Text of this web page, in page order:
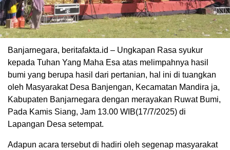
Banjarnegara, beritafakta.id – Ungkapan Rasa syukur
kepada Tuhan Yang Maha Esa atas melimpahnya hasil
bumi yang berupa hasil dari pertanian, hal ini di tuangkan
oleh Masyarakat Desa Banjengan, Kecamatan Mandira ja,
Kabupaten Banjarnegara dengan merayakan Ruwat Bumi,
Pada Kamis Siang, Jam 13.00 WIB(17/7/2025) di
Lapangan Desa setempat.
Adapun acara tersebut di hadiri oleh segenap masyarakat